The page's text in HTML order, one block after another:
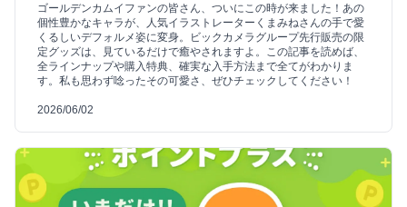
ゴールデンカムイファンの皆さん、ついにこの時が来ました！あの
個性豊かなキャラが、人気イラストレーターくまみねさんの手で愛
くるしいデフォルメ姿に変身。ビックカメラグループ先行販売の限
定グッズは、見ているだけで癒やされますよ。この記事を読めば、
全ラインナップや購入特典、確実な入手方法まで全てがわかりま
す。私も思わず唸ったその可愛さ、ぜひチェックしてください！
2026/06/02